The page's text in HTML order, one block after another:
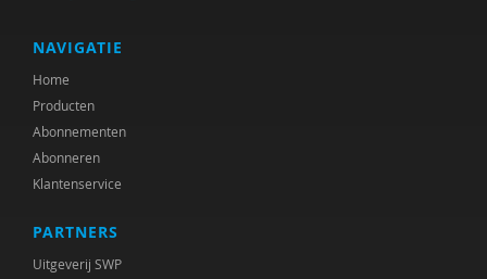
Karin Besjes-de Bock
Gert Biesta
Annerieke Boland
Freddy Bonnu
Gerrit Breeuwsma
NAVIGATIE
Home
Producten
Abonnementen
Abonneren
Klantenservice
PARTNERS
Uitgeverij SWP